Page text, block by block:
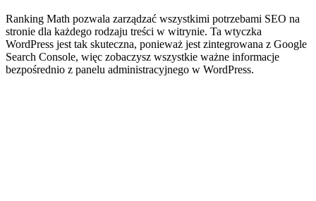
Ranking Math pozwala zarządzać wszystkimi potrzebami SEO na
stronie dla każdego rodzaju treści w witrynie. Ta wtyczka
WordPress jest tak skuteczna, ponieważ jest zintegrowana z Google
Search Console, więc zobaczysz wszystkie ważne informacje
bezpośrednio z panelu administracyjnego w WordPress.